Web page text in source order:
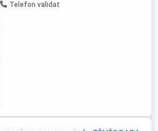
Telefon validat